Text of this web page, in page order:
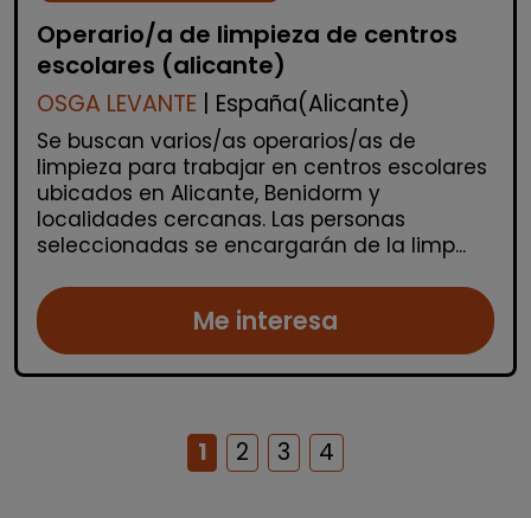
Operario/a de limpieza de centros
escolares (alicante)
OSGA LEVANTE | España(Alicante)
Se buscan varios/as operarios/as de
limpieza para trabajar en centros escolares
ubicados en Alicante, Benidorm y
localidades cercanas. Las personas
seleccionadas se encargarán de la limp...
Me interesa
1 2 3 4